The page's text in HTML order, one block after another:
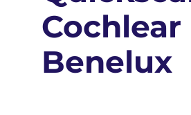
Podcast
Cochlear
Benelux